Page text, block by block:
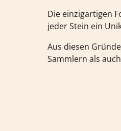
Die einzigartigen
jeder Stein ein
Aus diesen
Sammlern als